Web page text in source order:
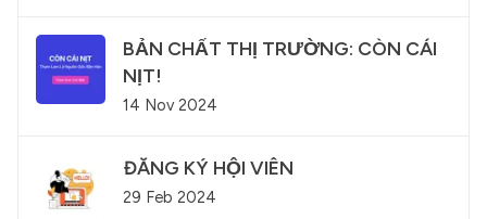
BẢN CHẤT THỊ TRƯỜNG: CÒN CÁI
NỊT!
14 Nov 2024
ĐĂNG KÝ HỘI VIÊN
29 Feb 2024